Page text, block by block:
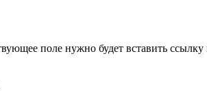
поле нужно будет вставить